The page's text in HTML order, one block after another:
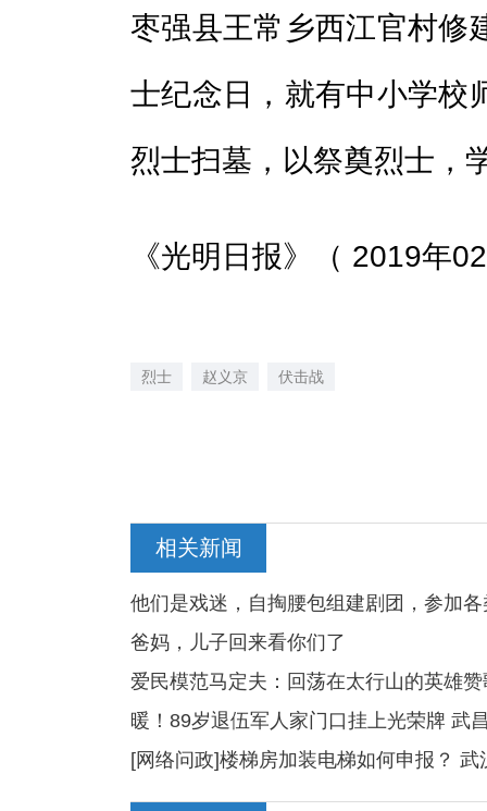
枣强县王常乡西江官村修
士纪念日，就有中小学校
烈士扫墓，以祭奠烈士，
《光明日报》（ 2019年
烈士 赵义京 伏击战
相关新闻
他们是戏迷，自掏腰包组建剧团，参加
爸妈，儿子回来看你们了
爱民模范马定夫：回荡在太行山的英雄赞
暖！89岁退伍军人家门口挂上光荣牌 武
[网络问政]楼梯房加装电梯如何申报？